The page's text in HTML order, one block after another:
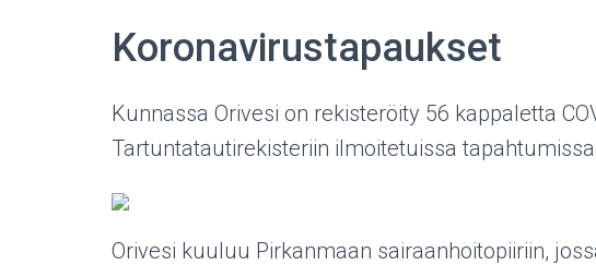
Koronavirustapaukset
Kunnassa Orivesi on rekisteröity 56 kappaletta
Tartuntatautirekisteriin ilmoitetuissa
Orivesi kuuluu Pirkanmaan sairaanhoitopiiriin,